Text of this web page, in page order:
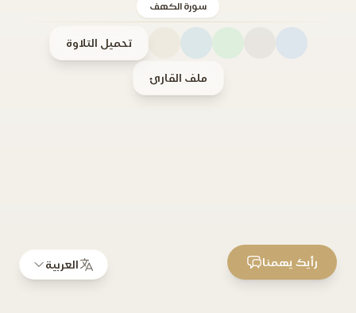
سورة الكهف
تحميل التلاوة
ملف القارئ
العربية رأيك يهمنا